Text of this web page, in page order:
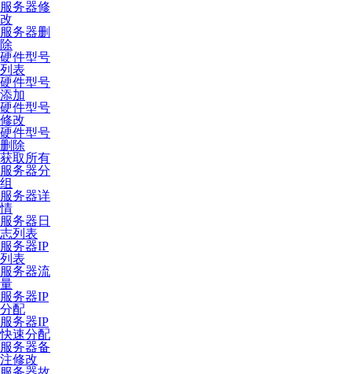
服务器修
改
服务器删
除
硬件型号
列表
硬件型号
添加
硬件型号
修改
硬件型号
删除
获取所有
服务器分
组
服务器详
情
服务器日
志列表
服务器IP
列表
服务器流
量
服务器IP
分配
服务器IP
快速分配
服务器备
注修改